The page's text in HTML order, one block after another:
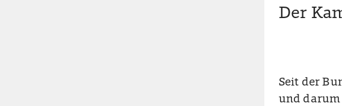
Der
Seit der
und darum